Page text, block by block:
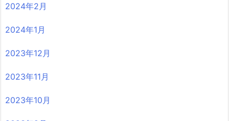
2024年2月
2024年1月
2023年12月
2023年11月
2023年10月